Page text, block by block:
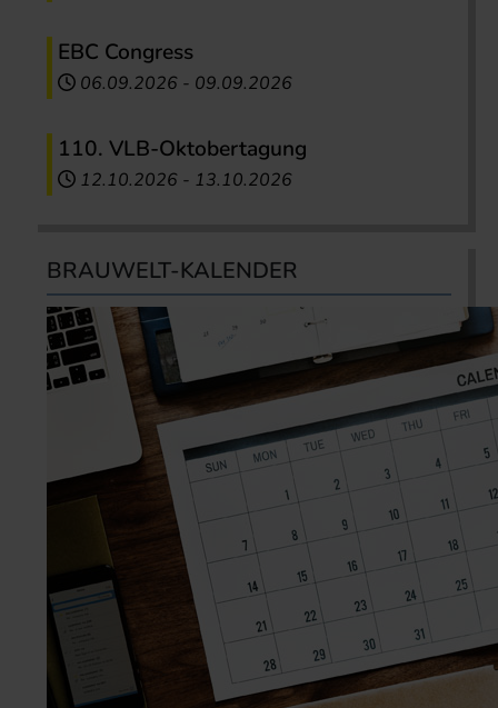
EBC Congress
06.09.2026 - 09.09.2026
110. VLB-Oktobertagung
12.10.2026 - 13.10.2026
BRAUWELT-KALENDER